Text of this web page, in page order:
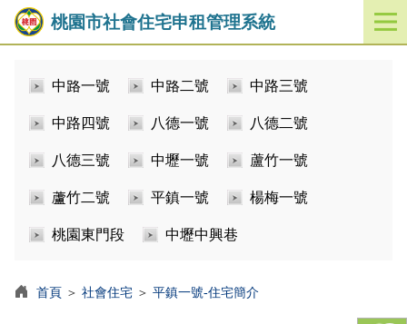
桃園市社會住宅申租管理系統
開
啟
中路一號 中路二號 中路三號
中路四號 八德一號 八德二號
八德三號 中壢一號 蘆竹一號
蘆竹二號 平鎮一號 楊梅一號
桃園東門段 中壢中興巷
首頁 ＞ 社會住宅 ＞ 平鎮一號-住宅簡介